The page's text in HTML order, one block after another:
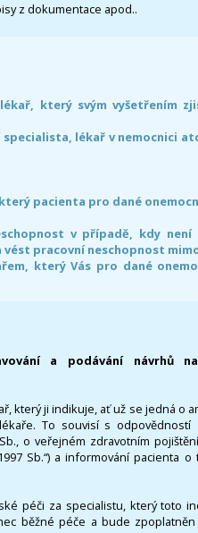
z dokumentace apod..
který svým vyšetřením
lékař v nemocnici
pacienta pro dané
v případě, kdy není
pracovní neschopnost
který Vás pro dané
a podávání návrhů
který ji indikuje, ať už se jedná o
To souvisí s
o veřejném zdravotním
Sb.“) a informování pacienta
péči za specialistu, který toto
běžné péče a bude zpoplatněn